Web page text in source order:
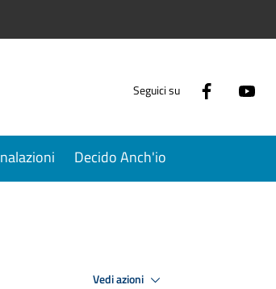
Seguici su
Decido Anch'io
Vedi azioni